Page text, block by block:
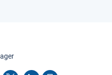
cette page